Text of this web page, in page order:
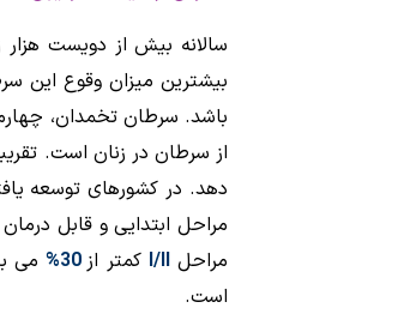
سالانه بیش از دویست
بیشترین میزان وقوع این
باشد. سرطان تخمدان،
از سرطان در زنان است.
دهد. در کشورهای توسعه
مراحل ابتدایی و قابل
مراحل I/II کمتر از می
است.